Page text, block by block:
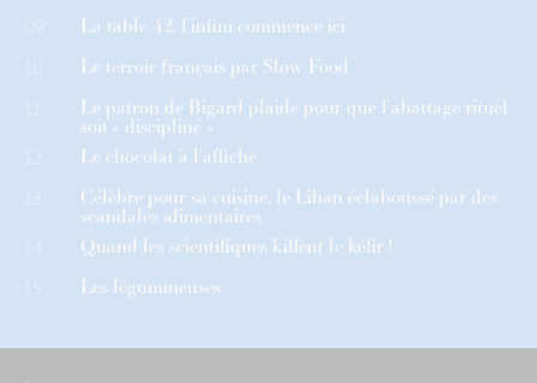
09 La table 42, l’infini commence ici
Le terroir français par Slow Food
Le patron de Bigard plaide pour que l’abattage rituel
soit « discipliné »
Le chocolat à l’affiche
Célèbre pour sa cuisine, le Liban éclaboussé par des
scandales alimentaires
Quand les scientifiques kiffent le kéfir !
Les légumineuses